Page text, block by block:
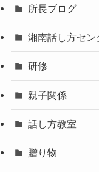
所長ブログ
湘南話し方セン
研修
親子関係
話し方教室
贈り物